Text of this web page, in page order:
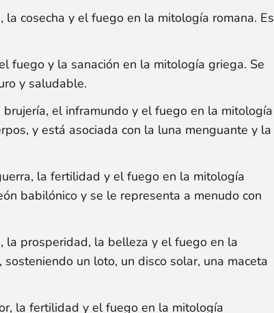
cosecha y el fuego en la mitología romana. Es
fuego y la sanación en la mitología griega. Se
y saludable.
el inframundo y el fuego en la mitología
y está asociada con la luna menguante y la
la fertilidad y el fuego en la mitología
babilónico y se le representa a menudo con
la prosperidad, la belleza y el fuego en la
un loto, un disco solar, una maceta
la fertilidad y el fuego en la mitología